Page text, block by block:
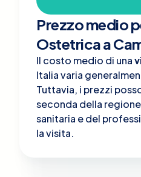
Prezzo medio
Ostetrica a
Il costo medio di una
Italia varia
Tuttavia, i prezzi
seconda della
sanitaria e del
la visita.